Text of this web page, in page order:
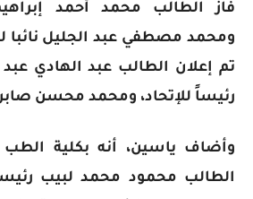
فاز الطالب محمد أحمد
ومحمد مصطفي عبد الجليل نائبا
تم إعلان الطالب عبد الهادي عبد
رئيساً للإتحاد، ومحمد محسن صابر
وأضاف ياسين، أنه بكلية
الطالب محمود محمد لبيب